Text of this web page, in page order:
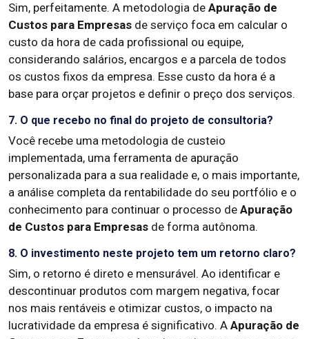
Sim, perfeitamente. A metodologia de Apuração de
Custos para Empresas de serviço foca em calcular o
custo da hora de cada profissional ou equipe,
considerando salários, encargos e a parcela de todos
os custos fixos da empresa. Esse custo da hora é a
base para orçar projetos e definir o preço dos serviços.
7. O que recebo no final do projeto de consultoria?
Você recebe uma metodologia de custeio
implementada, uma ferramenta de apuração
personalizada para a sua realidade e, o mais importante,
a análise completa da rentabilidade do seu portfólio e o
conhecimento para continuar o processo de Apuração
de Custos para Empresas de forma autônoma.
8. O investimento neste projeto tem um retorno claro?
Sim, o retorno é direto e mensurável. Ao identificar e
descontinuar produtos com margem negativa, focar
nos mais rentáveis e otimizar custos, o impacto na
lucratividade da empresa é significativo. A Apuração de